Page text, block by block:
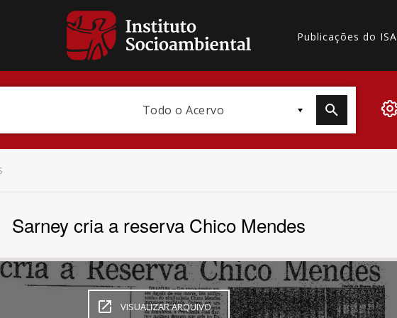
Publicações do ISA
Todo o Acervo
Subtema
Sarney cria a reserva Chico Mendes
VISUALIZAR ARQUIVO